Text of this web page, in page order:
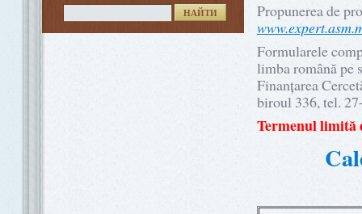
НАЙТИ
Propunerea de
Formularele
limba română pe
Finanțarea
biroul 336, tel.
Termenul limită